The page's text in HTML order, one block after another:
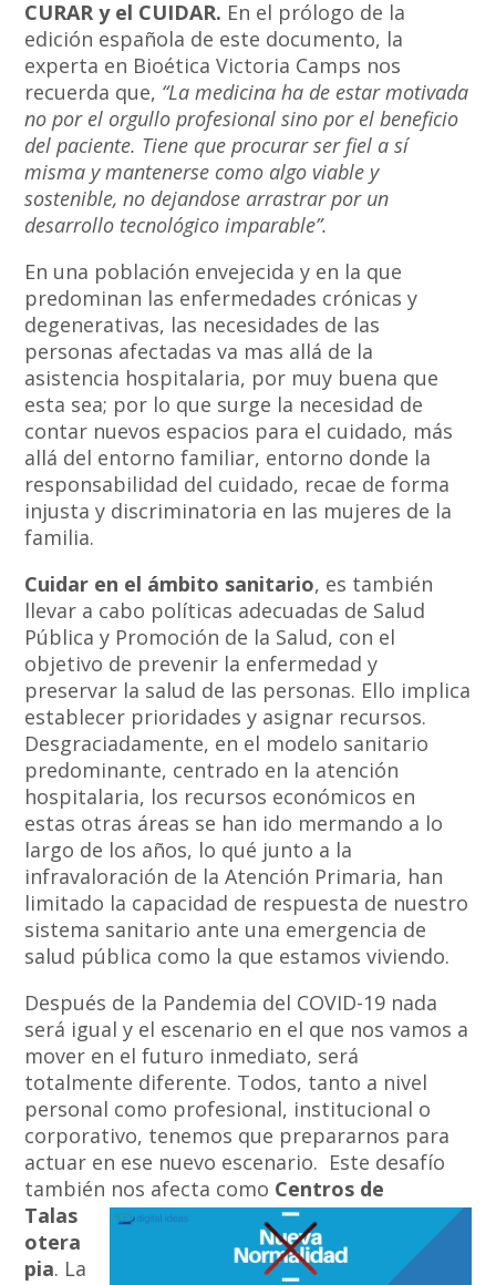
CURAR y el CUIDAR. En el prólogo de la
edición española de este documento, la
experta en Bioética Victoria Camps nos
recuerda que, “La medicina ha de estar motivada
no por el orgullo profesional sino por el beneficio
del paciente. Tiene que procurar ser fiel a sí
misma y mantenerse como algo viable y
sostenible, no dejandose arrastrar por un
desarrollo tecnológico imparable”.
En una población envejecida y en la que
predominan las enfermedades crónicas y
degenerativas, las necesidades de las
personas afectadas va mas allá de la
asistencia hospitalaria, por muy buena que
esta sea; por lo que surge la necesidad de
contar nuevos espacios para el cuidado, más
allá del entorno familiar, entorno donde la
responsabilidad del cuidado, recae de forma
injusta y discriminatoria en las mujeres de la
familia.
Cuidar en el ámbito sanitario, es también
llevar a cabo políticas adecuadas de Salud
Pública y Promoción de la Salud, con el
objetivo de prevenir la enfermedad y
preservar la salud de las personas. Ello implica
establecer prioridades y asignar recursos.
Desgraciadamente, en el modelo sanitario
predominante, centrado en la atención
hospitalaria, los recursos económicos en
estas otras áreas se han ido mermando a lo
largo de los años, lo qué junto a la
infravaloración de la Atención Primaria, han
limitado la capacidad de respuesta de nuestro
sistema sanitario ante una emergencia de
salud pública como la que estamos viviendo.
Después de la Pandemia del COVID-19 nada
será igual y el escenario en el que nos vamos a
mover en el futuro inmediato, será
totalmente diferente. Todos, tanto a nivel
personal como profesional, institucional o
corporativo, tenemos que prepararnos para
actuar en ese nuevo escenario. Este desafío
también nos afecta como Centros de
Talas
otera
pia. La